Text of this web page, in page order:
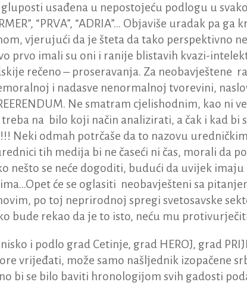
usađena u nepostojeću podlogu u
“PRVA”, “ADRIA”… Objaviše uradak pa ga
vjerujući da je šteta da tako perspektivno
prvo imali su oni i ranije blistavih kvazi-
rečeno – proseravanja. Za neobavještene
i nadasve nenormalnoj tvorevini,
Ne smatram cjelishodnim, kao ni
na bilo koji način analizirati, a čak i kad bi
Neki odmah potrčaše da to nazovu
tih medija bi ne časeći ni čas, morali da
nešto se neće dogoditi, budući da uvijek
će se oglasiti neobavješteni sa
po toj neprirodnoj spregi svetosavske
bude rekao da je to isto, neću mu
i podlo grad Cetinje, grad HEROJ, grad
vrijeđati, može samo našljednik izopačene
bi se bilo baviti hronologijom svih gadosti